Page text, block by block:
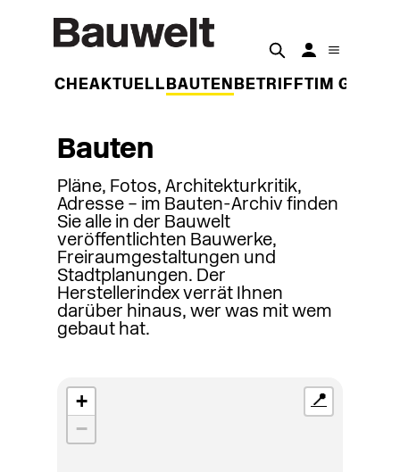
WOCHEAKTUELL BAUTEN BETRIFFT IM
Bauten
Pläne, Fotos, Architekturkritik,
Adresse – im Bauten-Archiv finden
Sie alle in der Bauwelt
veröffentlichten Bauwerke,
Freiraumgestaltungen und
Stadtplanungen. Der
Herstellerindex verrät Ihnen
darüber hinaus, wer was mit wem
gebaut hat.
+
−
📍